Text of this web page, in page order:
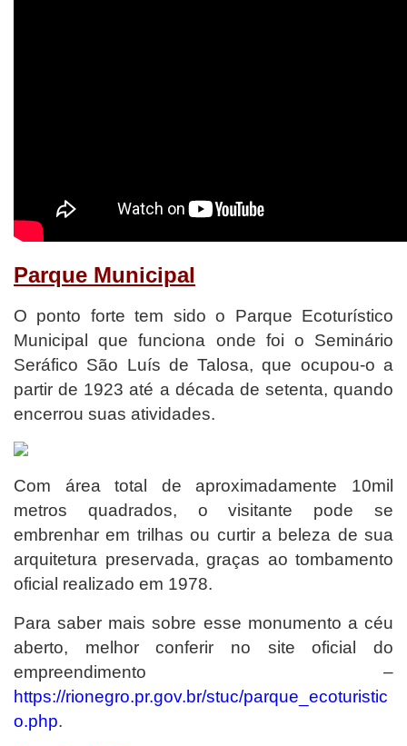
Parque Municipal
O ponto forte tem sido o Parque Ecoturístico
Municipal que funciona onde foi o Seminário
Seráfico São Luís de Talosa, que ocupou-o a
partir de 1923 até a década de setenta, quando
encerrou suas atividades.
Com área total de aproximadamente 10mil
metros quadrados, o visitante pode se
embrenhar em trilhas ou curtir a beleza de sua
arquitetura preservada, graças ao tombamento
oficial realizado em 1978.
Para saber mais sobre esse monumento a céu
aberto, melhor conferir no site oficial do
empreendimento –
https://rionegro.pr.gov.br/stuc/parque_ecoturistic
o.php.